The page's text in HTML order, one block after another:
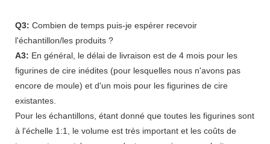
Q3: Combien de temps puis-je espérer recevoir
l'échantillon/les produits ?
A3: En général, le délai de livraison est de 4 mois pour les
figurines de cire inédites (pour lesquelles nous n'avons pas
encore de moule) et d'un mois pour les figurines de cire
existantes.
Pour les échantillons, étant donné que toutes les figurines sont
à l'échelle 1:1, le volume est très important et les coûts de